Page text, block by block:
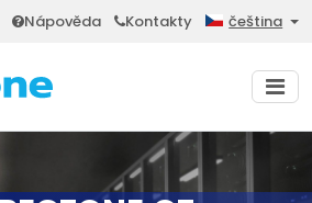
Nápověda Kontakty čeština